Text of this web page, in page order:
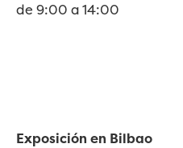
de 9:00 a 14:00
Exposición en Bilbao